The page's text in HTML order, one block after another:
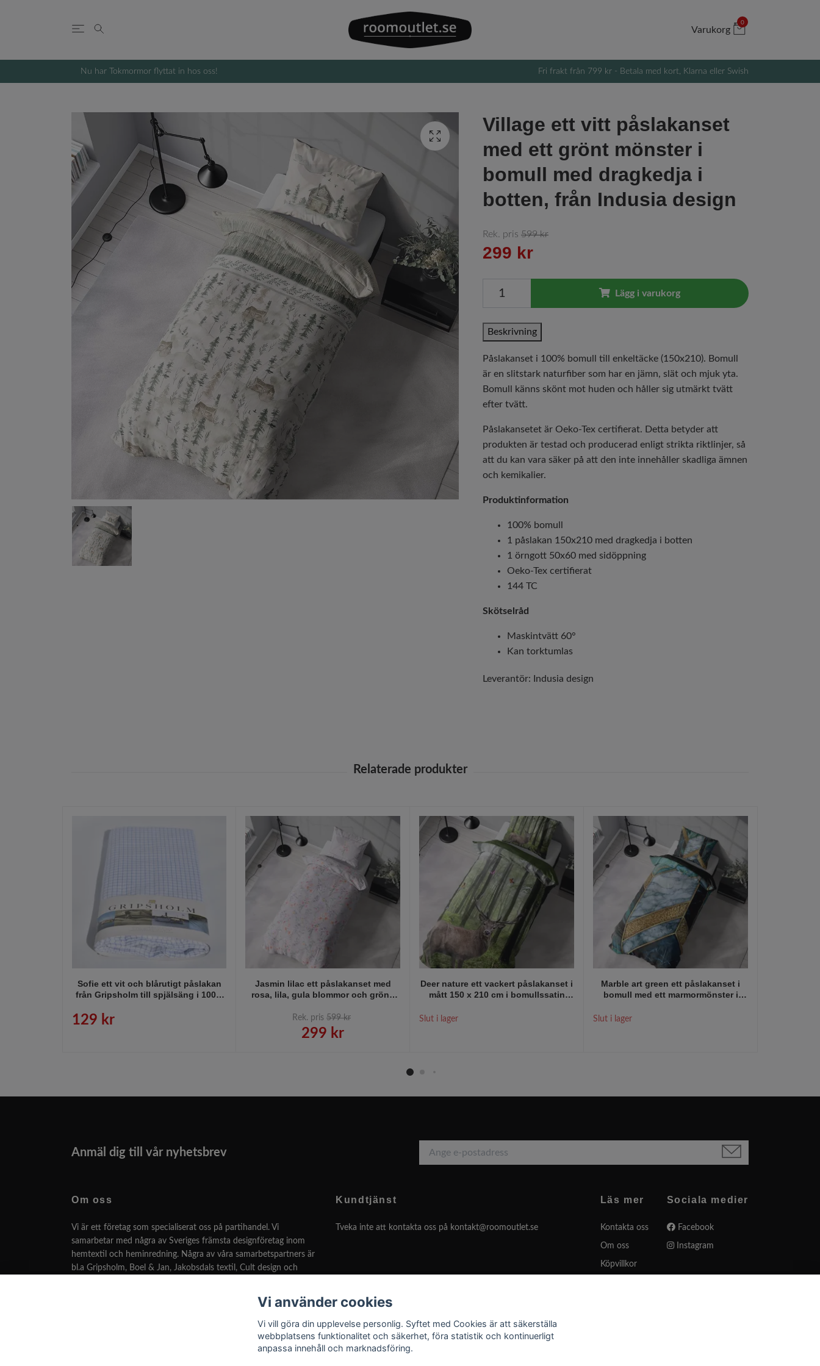
Varukorg
0
Nu har Tokmormor flyttat in hos oss! Fri frakt från 799 kr - Betala med kort, Klarna eller Swish
Village ett vitt påslakanset
med ett grönt mönster i
bomull med dragkedja i
botten, från Indusia design
Rek. pris 599 kr
299 kr
Lägg i varukorg
Beskrivning
Påslakanset i 100% bomull till enkeltäcke (150x210). Bomull
är en slitstark naturfiber som har en jämn, slät och mjuk yta.
Bomull känns skönt mot huden och håller sig utmärkt tvätt
efter tvätt.
Påslakansetet är Oeko-Tex certifierat. Detta betyder att
produkten är testad och producerad enligt strikta riktlinjer, så
att du kan vara säker på att den inte innehåller skadliga ämnen
och kemikalier.
Produktinformation
100% bomull
1 påslakan 150x210 med dragkedja i botten
1 örngott 50x60 med sidöppning
Oeko-Tex certifierat
144 TC
Skötselråd
Maskintvätt 60°
Kan torktumlas
Leverantör: Indusia design
Sofie ett vit och blårutigt påslakan
från Gripsholm till spjälsäng i 100%
129 kr
Jasmin lilac ett påslakanset med
rosa, lila, gula blommor och gröna
med dragkedja i botten.
Rek. pris 599 kr
299 kr
Deer nature ett vackert påslakanset i
mått 150 x 210 cm i bomullssatin
knäppning i botten, från Indusia
Slut i lager
Marble art green ett påslakanset i
bomull med ett marmormönster i
knäppning i botten, från Indusia
Slut i lager
Anmäl dig till vår nyhetsbrev
Om oss
Vi är ett företag som specialiserat oss på partihandel. Vi
samarbetar med några av Sveriges främsta designföretag inom
hemtextil och heminredning. Några av våra samarbetspartners är
bl.a Gripsholm, Boel & Jan, Jakobsdals textil, Cult design och
Vi har som målsättning att kunna leverera den bästa Svenska
Kundtjänst
Tveka inte att kontakta oss på kontakt@roomoutlet.se
Läs mer
Kontakta oss
Om oss
Köpvillkor
Sociala medier
Facebook
Instagram
Vi använder cookies
Vi vill göra din upplevelse personlig. Syftet med Cookies är att säkerställa
webbplatsens funktionalitet och säkerhet, föra statistik och kontinuerligt
anpassa innehåll och marknadsföring.